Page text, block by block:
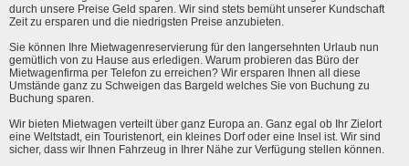
durch unsere Preise Geld sparen. Wir sind stets bemüht unserer Kundschaft
Zeit zu ersparen und die niedrigsten Preise anzubieten.
Sie können Ihre Mietwagenreservierung für den langersehnten Urlaub nun
gemütlich von zu Hause aus erledigen. Warum probieren das Büro der
Mietwagenfirma per Telefon zu erreichen? Wir ersparen Ihnen all diese
Umstände ganz zu Schweigen das Bargeld welches Sie von Buchung zu
Buchung sparen.
Wir bieten Mietwagen verteilt über ganz Europa an. Ganz egal ob Ihr Zielort
eine Weltstadt, ein Touristenort, ein kleines Dorf oder eine Insel ist. Wir sind
sicher, dass wir Ihnen Fahrzeug in Ihrer Nähe zur Verfügung stellen können.